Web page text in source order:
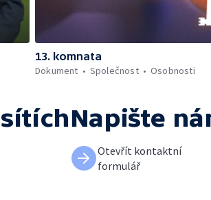
13. komnata
Dokument
Společnost Osobnosti
Napište
Otevřít kontaktní
formulář